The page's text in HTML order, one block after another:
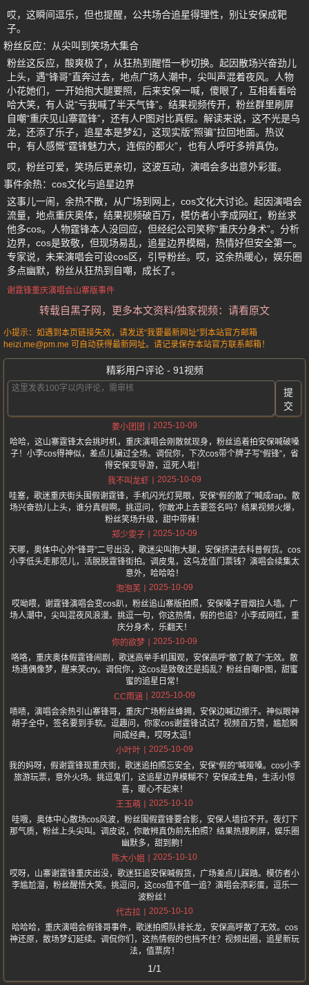
哎，这瞬间逗乐，但也提醒，公共场合追星得理性，别让安保成靶
子。
粉丝反应：从尖叫到笑场大集合
粉丝这反应，酸爽极了，从狂热到醒悟一秒切换。起因散场兴奋劲儿
上头，遇“锋哥”直奔过去，地点广场人潮中，尖叫声混着夜风。人物
小花她们，一开始抱大腿要照，后来安保一喊，傻眼了，互相看看哈
哈大笑，有人说“亏我喊了半天气锋”。结果视频传开，粉丝群里刷屏
自嘲“重庆见山寨霆锋”，还有人P图对比真假。解读来说，这不光是乌
龙，还添了乐子，追星本是梦幻，这现实版“照骗”拉回地面。热议
中，有人感慨“霆锋魅力大，连假的都火”，也有人呼吁多辨真伪。
哎，粉丝可爱，笑场后更亲切，这波互动，演唱会多出意外彩蛋。
事件余热：cos文化与追星边界
这事儿一闹，余热不散，从广场到网上，cos文化大讨论。起因演唱会
流量，地点重庆奥体，结果视频破百万，模仿者小李成网红，粉丝求
他多cos。人物霆锋本人没回应，但经纪公司笑称“重庆分身术”。分析
边界，cos是致敬，但现场易乱，追星边界模糊，热情好但安全第一。
专家说，未来演唱会可设cos区，引导粉丝。哎，这余热暖心，娱乐圈
多点幽默，粉丝从狂热到自嘲，成长了。
谢霆锋重庆演唱会山寨版事件
转载自黑子网，更多本文资料/独家视频：请看原文
小提示：如遇到本页链接失效，请发送“我要最新网址”到本站官方邮箱
heizi.me@pm.me 可自动获得最新网址。请记录保存本站官方联系邮箱！
精彩用户评论 - 91视频
提
交
姜小团团
2025-10-09
哈哈，这山寨霆锋太会挑时机，重庆演唱会刚散就现身，粉丝追着拍安保喊破嗓
子！小李cos得神似，差点儿骗过全场。调侃你，下次cos带个牌子写“假锋”，省
得安保变导游，逗死人啦！
我不叫龙虾
2025-10-09
哇塞，歌迷重庆街头围假谢霆锋，手机闪光灯晃眼，安保“假的散了”喊成rap。散
场兴奋劲儿上头，谁分真假啊。挑逗问，你敢冲上去要签名吗？结果视频火爆，
粉丝笑场升级，甜中带辣！
郑少雯子
2025-10-09
天哪，奥体中心外“锋哥”二号出没，歌迷尖叫抱大腿，安保挤进去科普假货。cos
小李低头走那范儿，活脱脱霆锋街拍。调皮鬼，这乌龙值门票钱？演唱会续集太
意外，哈哈哈！
泡泡芙
2025-10-09
哎呦喂，谢霆锋演唱会变cos趴，粉丝追山寨版拍照，安保嗓子冒烟拉人墙。广
场人潮中，尖叫混夜风浪漫。挑逗一句，你这热情，假的也追？小李成网红，重
庆分身术，乐翻天！
你的欲梦
2025-10-09
咯咯，重庆奥体假霆锋闹剧，歌迷高举手机围观，安保高呼“散了散了”无效。散
场遇偶像梦，醒来笑cry。调侃你，这cos是致敬还是捣乱？粉丝自嘲P图，甜蜜
蜜的追星日常！
CC雨涵
2025-10-09
啧啧，演唱会余热引山寨锋哥，重庆广场粉丝蜂拥，安保边喊边擦汗。神似眼神
胡子全中，签名要到手软。逗趣问，你家cos谢霆锋试试？视频百万赞，尴尬瞬
间成经典，哎呀太逗！
小叶叶
2025-10-09
我的妈呀，假谢霆锋现重庆街，歌迷追拍照忘安全，安保“假的”喊哑嗓。cos小李
旅游玩票，意外火场。挑逗鬼们，这追星边界模糊不？安保成主角，生活小惊
喜，暖心不起来！
王玉萌
2025-10-10
哇哦，奥体中心散场cos风波，粉丝围假霆锋要合影，安保人墙拉不开。夜灯下
那气质，粉丝上头尖叫。调皮说，你敢辨真伪前先拍照？结果热搜刷屏，娱乐圈
幽默多，甜到齁！
陈大小姐
2025-10-10
哎呀，山寨谢霆锋重庆出没，歌迷狂追安保喊假货，广场差点儿踩踏。模仿者小
李尴尬溜，粉丝醒悟大笑。挑逗问，这cos值不值一追？演唱会添彩蛋，逗乐一
波粉丝！
代古拉
2025-10-10
哈哈哈，重庆演唱会假锋哥事件，歌迷拍照队排长龙，安保高呼散了无效。cos
神还原，散场梦幻延续。调侃你们，这热情假的也挡不住？视频出圈，追星新玩
法，值票房！
1/1